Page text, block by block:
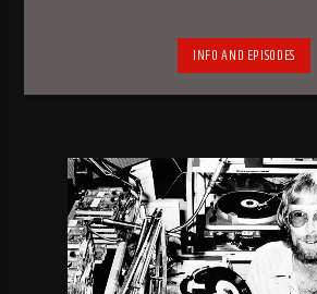
INFO AND EPISODES